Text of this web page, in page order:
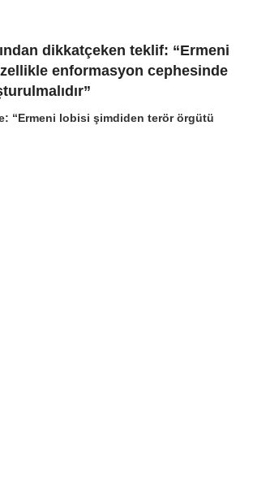
dikkatçeken teklif: “Ermeni
enformasyon cephesinde
“Ermeni lobisi şimdiden terör örgütü